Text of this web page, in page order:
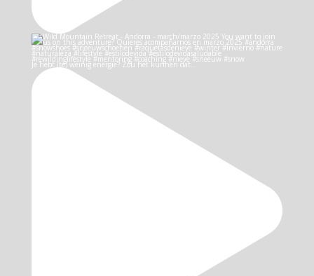
Je hebt (te) weinig energie? Zou het kunnen dat…